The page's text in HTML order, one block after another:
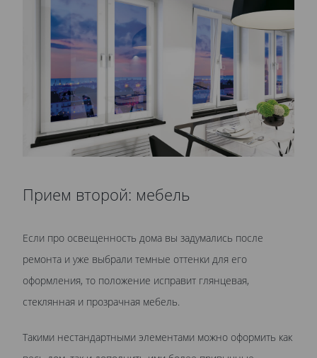
Прием второй: мебель
Если про освещенность дома вы задумались после
ремонта и уже выбрали темные оттенки для его
оформления, то положение исправит глянцевая,
стеклянная и прозрачная мебель.
Такими нестандартными элементами можно оформить как